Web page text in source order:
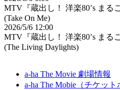
MTV『蔵出し！ 洋楽80’s まる
(Take On Me)
2026/5/6 12:00
MTV『蔵出し！ 洋楽80’s まる
(The Living Daylights)
a-ha The Movie 劇場情報
a-ha The Mobie（チケッ